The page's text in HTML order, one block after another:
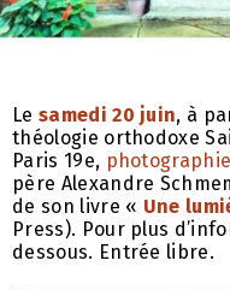
Le samedi 20 juin, à
théologie orthodoxe
Paris 19e, photographie
père Alexandre
de son livre « Une
Press). Pour plus
dessous. Entrée libre.